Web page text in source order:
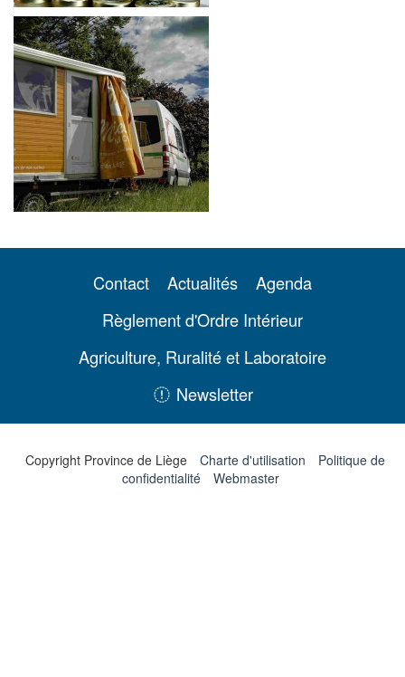
Contact Actualités
Agenda
Règlement d'Ordre Intérieur
Agriculture, Ruralité et Laboratoire
Newsletter
Copyright Province de Liège Charte d'utilisation
Politique de
confidentialité
Webmaster